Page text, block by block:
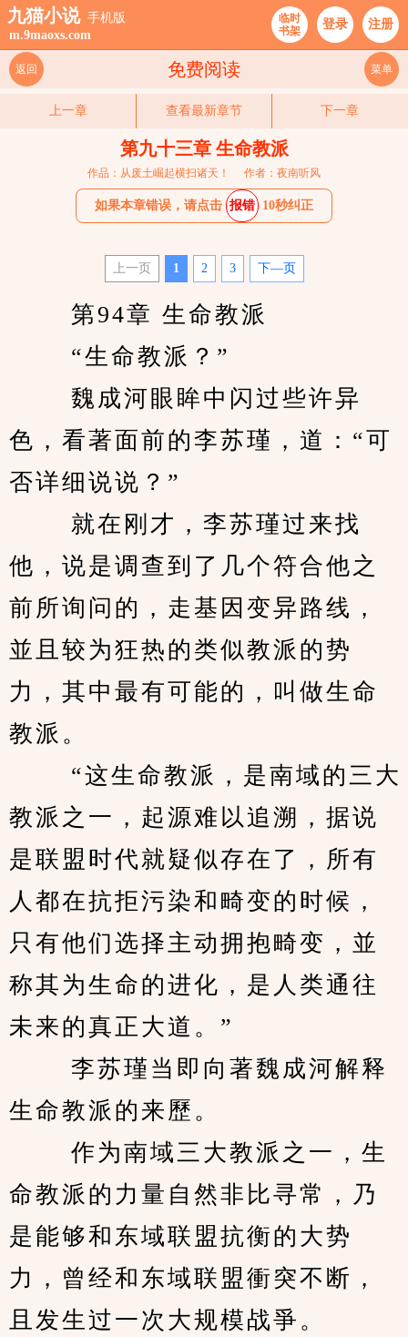
九猫小说 手机版
m.9maoxs.com
临时
书架
登录 注册
免费阅读
返回 菜单
上一章 查看最新章节 下一章
第九十三章 生命教派
作品：从废土崛起横扫诸天！ 作者：夜南听风
如果本章错误，请点击 报错 10秒纠正
上一页 1 2 3 下—页
第94章 生命教派
“生命教派？”
魏成河眼眸中闪过些许异
色，看著面前的李苏瑾，道：“可
否详细说说？”
就在刚才，李苏瑾过来找
他，说是调查到了几个符合他之
前所询问的，走基因变异路线，
並且较为狂热的类似教派的势
力，其中最有可能的，叫做生命
教派。
“这生命教派，是南域的三大
教派之一，起源难以追溯，据说
是联盟时代就疑似存在了，所有
人都在抗拒污染和畸变的时候，
只有他们选择主动拥抱畸变，並
称其为生命的进化，是人类通往
未来的真正大道。”
李苏瑾当即向著魏成河解释
生命教派的来歷。
作为南域三大教派之一，生
命教派的力量自然非比寻常，乃
是能够和东域联盟抗衡的大势
力，曾经和东域联盟衝突不断，
且发生过一次大规模战爭。